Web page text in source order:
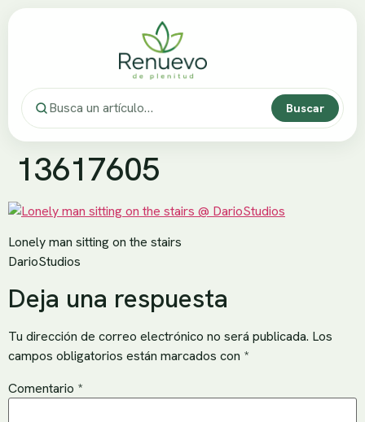
Buscar
13617605
Lonely man sitting on the stairs
DarioStudios
Deja una respuesta
Tu dirección de correo electrónico no será publicada. Los
campos obligatorios están marcados con *
Comentario *